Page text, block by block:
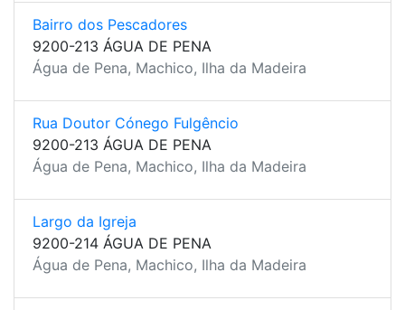
Bairro dos Pescadores
9200-213 ÁGUA DE PENA
Água de Pena, Machico, Ilha da Madeira
Rua Doutor Cónego Fulgêncio
9200-213 ÁGUA DE PENA
Água de Pena, Machico, Ilha da Madeira
Largo da Igreja
9200-214 ÁGUA DE PENA
Água de Pena, Machico, Ilha da Madeira